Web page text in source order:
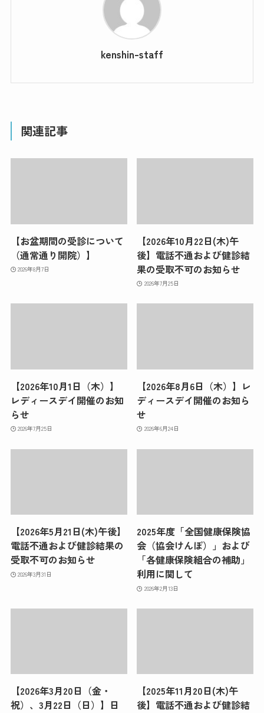
kenshin-staff
関連記事
【お盆期間の受診について
（通常通り開院）】
2026年8月7日
【2026年10月22日(木)午
後】電話不通および健診結
果の受取不可のお知らせ
2026年7月25日
【2026年10月1日（木）】
レディースデイ開催のお知
らせ
2026年7月25日
【2026年8月6日（木）】 レ
ディースデイ開催のお知ら
せ
2026年6月24日
【2026年5月21日(木)午後】
電話不通および健診結果の
受取不可のお知らせ
2026年3月31日
2025年度「全国健康保険協
会（協会けんぽ）」および
「各健康保険組合の補助」
利用に関して
2026年2月13日
【2026年3月20日（金・
祝）、3月22日（日）】日
【2025年11月20日(木)午
後】電話不通および健診結